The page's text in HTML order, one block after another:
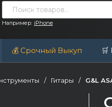
Например: iPhone
💰 Срочный Выкуп
/ Гитары / G&L